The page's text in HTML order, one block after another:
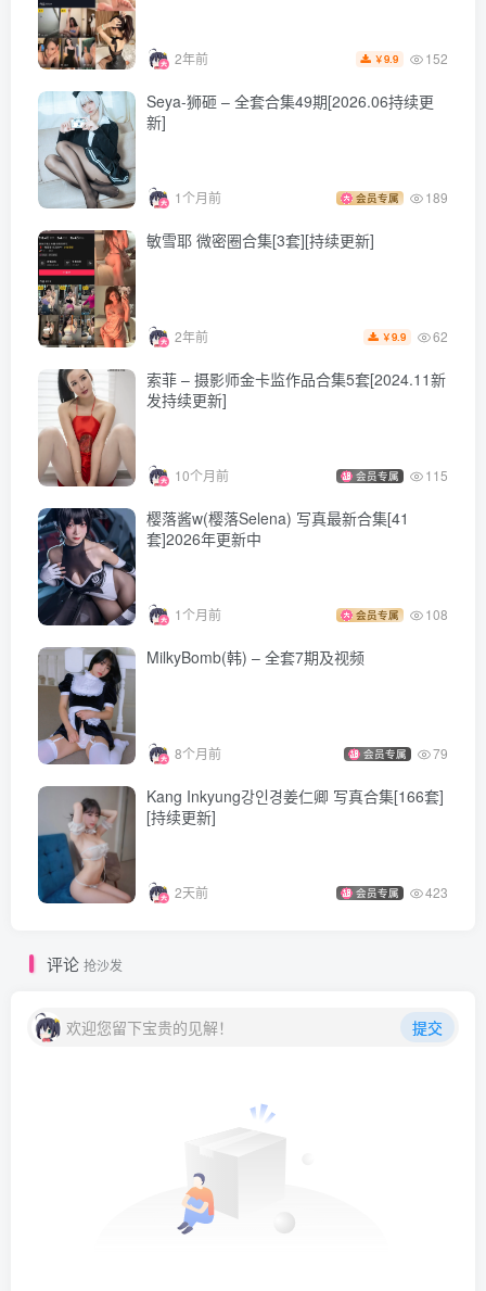
[2023.1.1更2]
面饼仙儿 NO.119 &rioko凉凉子-女上司-双人版[41P+1V-
663.6M]
面饼仙儿 NO.118 浊心斯卡蒂[15P-168.1M]
[12.28更1]
面饼仙儿 NO.117 升玖[54P-511.5M]
[12.10更1]
面饼仙儿 NO.116 情趣古风 [14P-152MB]
[11.8更1]
[9.23更1]
面饼仙儿 NO.114 开胸女仆 [17P-115MB]
面饼仙儿 NO.112 浊心斯卡蒂 [15P-167MB]
面饼仙儿 NO.111 西苔岛ELPRESS L [16P-347MB]
面饼仙儿 NO.110 可畏婚纱 [25P-156MB]
面饼仙儿 NO.109 法兰西YasahimeLO [36P-474MB]
面饼仙儿 NO.108 柴郡旗袍 [21P1V-790MB]
面饼仙儿 NO.107 丝袜奶茶 [41P-536MB]
面饼仙儿 NO.106 体操服 [24P-111MB]
面饼仙儿 NO.104 爱宕JK2 [47P1V-528MB]
面饼仙儿 NO.102 魅魔 [11P-123MB]
面饼仙儿 NO.099 水手服 死库水 [35P-291MB]
面饼仙儿 NO.097 束腰魅魔 [28P-406MB]
面饼仙儿 NO.096 初音旗袍 [28P-514MB]
2年前 ￥9.9 152
Seya-狮砸 – 全套合集49期[2026.06持续更
新]
1个月前 会员专属 189
敏雪耶 微密圈合集[3套][持续更新]
2年前 ￥9.9 62
索菲 – 摄影师金卡监作品合集5套[2024.11新
发持续更新]
10个月前 会员专属 115
樱落酱w(樱落Selena) 写真最新合集[41
套]2026年更新中
1个月前 会员专属 108
MilkyBomb(韩) – 全套7期及视频
8个月前 会员专属 79
Kang Inkyung강인경姜仁卿 写真合集[166套]
[持续更新]
2天前 会员专属 423
评论 抢沙发
欢迎您留下宝贵的见解！ 提交